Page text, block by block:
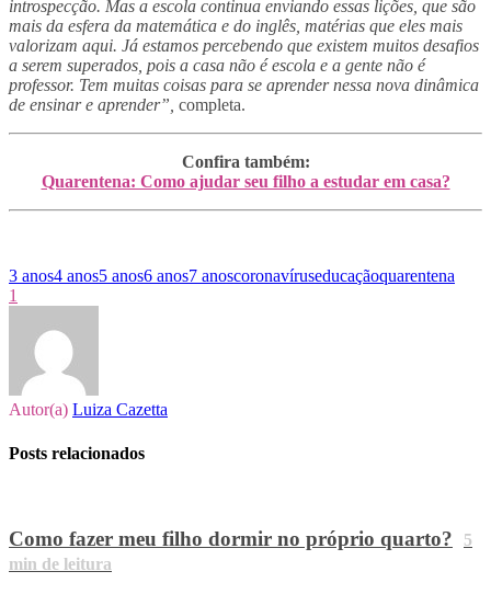
introspecção. Mas a escola continua enviando essas lições, que são
mais da esfera da matemática e do inglês, matérias que eles mais
valorizam aqui. Já estamos percebendo que existem muitos desafios
a serem superados, pois a casa não é escola e a gente não é
professor. Tem muitas coisas para se aprender nessa nova dinâmica
de ensinar e aprender”, completa.
Confira também:
Quarentena: Como ajudar seu filho a estudar em casa?
3 anos4 anos5 anos6 anos7 anoscoronavíruseducaçãoquarentena
1
Autor(a) Luiza Cazetta
Posts relacionados
Como fazer meu filho dormir no próprio quarto?
5
min de leitura